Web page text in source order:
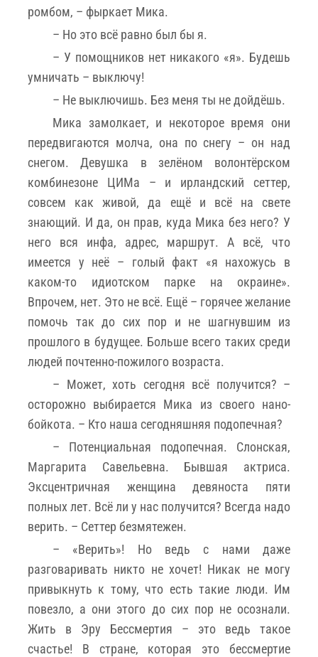
ромбом, – фыркает Мика.
– Но это всё равно был бы я.
– У помощников нет никакого «я». Будешь
умничать – выключу!
– Не выключишь. Без меня ты не дойдёшь.
Мика замолкает, и некоторое время они
передвигаются молча, она по снегу – он над
снегом. Девушка в зелёном волонтёрском
комбинезоне ЦИМа – и ирландский сеттер,
совсем как живой, да ещё и всё на свете
знающий. И да, он прав, куда Мика без него? У
него вся инфа, адрес, маршрут. А всё, что
имеется у неё – голый факт «я нахожусь в
каком-то идиотском парке на окраине».
Впрочем, нет. Это не всё. Ещё – горячее желание
помочь так до сих пор и не шагнувшим из
прошлого в будущее. Больше всего таких среди
людей почтенно-пожилого возраста.
– Может, хоть сегодня всё получится? –
осторожно выбирается Мика из своего нано-
бойкота. – Кто наша сегодняшняя подопечная?
– Потенциальная подопечная. Слонская,
Маргарита Савельевна. Бывшая актриса.
Эксцентричная женщина девяноста пяти
полных лет. Всё ли у нас получится? Всегда надо
верить. – Сеттер безмятежен.
– «Верить»! Но ведь с нами даже
разговаривать никто не хочет! Никак не могу
привыкнуть к тому, что есть такие люди. Им
повезло, а они этого до сих пор не осознали.
Жить в Эру Бессмертия – это ведь такое
счастье! В стране, которая это бессмертие